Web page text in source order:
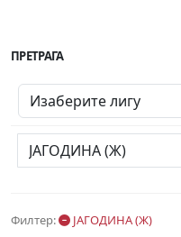
Филтер: ЈАГОДИНА (Ж)
ПРЕТРАГА